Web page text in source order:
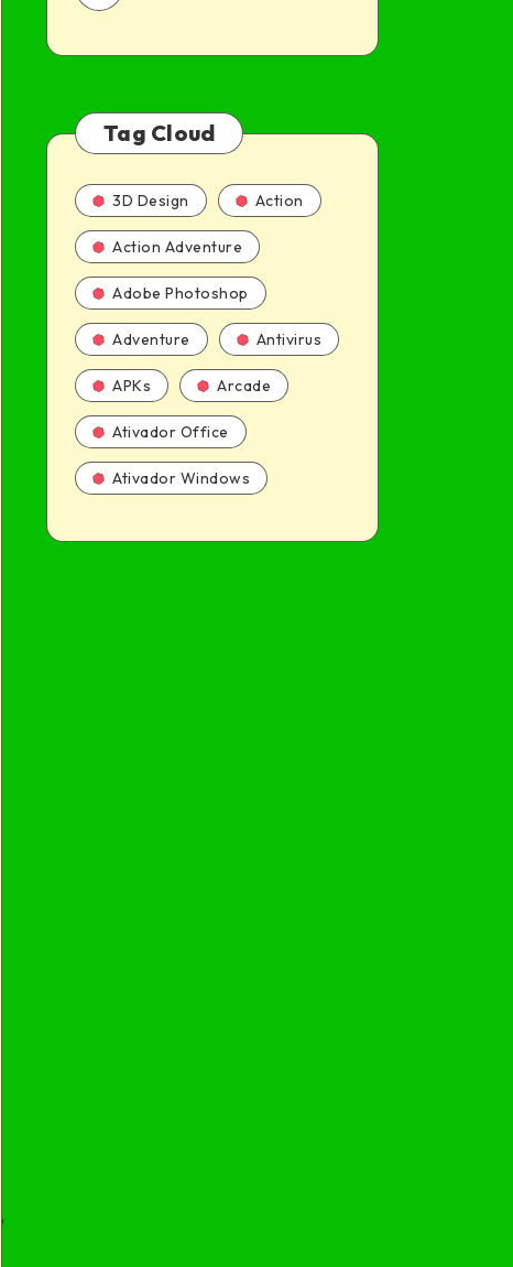
Tag Cloud
3D Design Action
Action Adventure
Adobe Photoshop
Adventure Antivirus
APKs Arcade
Ativador Office
Ativador Windows